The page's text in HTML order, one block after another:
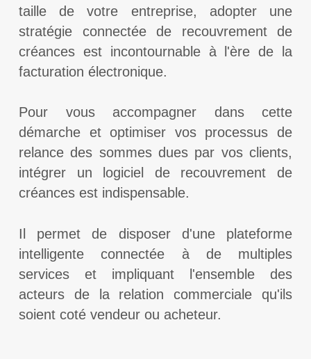
taille de votre entreprise, adopter une
stratégie connectée de recouvrement de
créances est incontournable à l'ère de la
facturation électronique.
Pour vous accompagner dans cette
démarche et optimiser vos processus de
relance des sommes dues par vos clients,
intégrer un logiciel de recouvrement de
créances est indispensable.
Il permet de disposer d'une plateforme
intelligente connectée à de multiples
services et impliquant l'ensemble des
acteurs de la relation commerciale qu'ils
soient coté vendeur ou acheteur.